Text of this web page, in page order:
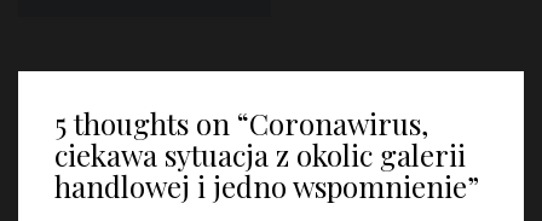
5 thoughts on “Coronawirus,
ciekawa sytuacja z okolic galerii
handlowej i jedno wspomnienie”